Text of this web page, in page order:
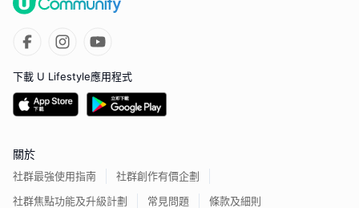
下載 U Lifestyle應用程式
關於
社群最強使用指南
社群創作有價企劃
社群焦點功能及升級計劃
常見問題 條款及細則